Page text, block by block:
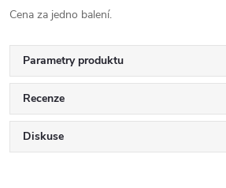
Cena za jedno balení.
Parametry produktu
Recenze
Diskuse